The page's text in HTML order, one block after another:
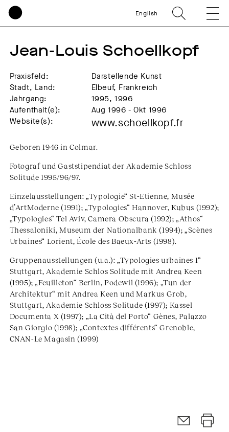
English
Jean-Louis Schoellkopf
Praxisfeld:
Darstellende Kunst
Stadt, Land:
Elbeuf, Frankreich
Jahrgang:
1995, 1996
Aufenthalt(e):
Aug 1996 - Okt 1996
Website(s):
www.schoellkopf.fr
Geboren 1946 in Colmar.
Fotograf und Gaststipendiat der Akademie Schloss
Solitude 1995/96/97.
Einzelausstellungen: „Typologie“ St-Etienne, Musée
d’ArtModerne (1991); „Typologies“ Hannover, Kubus (1992);
„Typologies“ Tel Aviv, Camera Obscura (1992); „Athos“
Thessaloniki, Museum der Nationalbank (1994); „Scènes
Urbaines“ Lorient, École des Baeux-Arts (1998).
Gruppenausstellungen (u.a.): „Typologies urbaines 1“
Stuttgart, Akademie Schlos Solitude mit Andrea Keen
(1995); „Feuilleton“ Berlin, Podewil (1996); „Tun der
Architektur“ mit Andrea Keen und Markus Grob,
Stuttgart, Akademie Schloss Solitude (1997); Kassel
Documenta X (1997); „La Cità del Porto“ Gènes, Palazzo
San Giorgio (1998); „Contextes différents“ Grenoble,
CNAN-Le Magasin (1999)